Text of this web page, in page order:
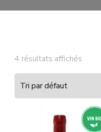
4 résultats affichés